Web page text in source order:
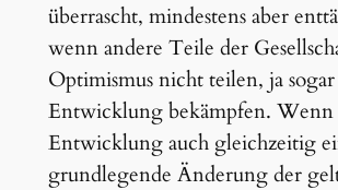
überrascht, mindestens aber
wenn andere Teile der
Optimismus nicht teilen, ja
Entwicklung bekämpfen. Wenn
Entwicklung auch gleichzeitig
grundlegende Änderung der